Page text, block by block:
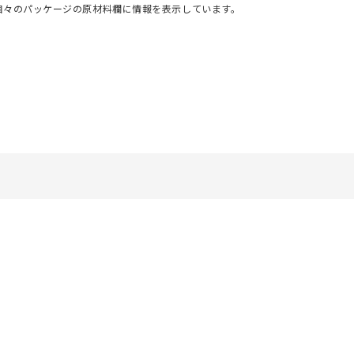
のパッケージの原材料欄に情報を表示しています。